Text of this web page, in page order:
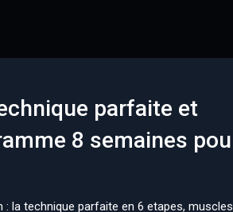
parfaite et
8 semaines
: la technique parfaite en 6 etapes, muscles